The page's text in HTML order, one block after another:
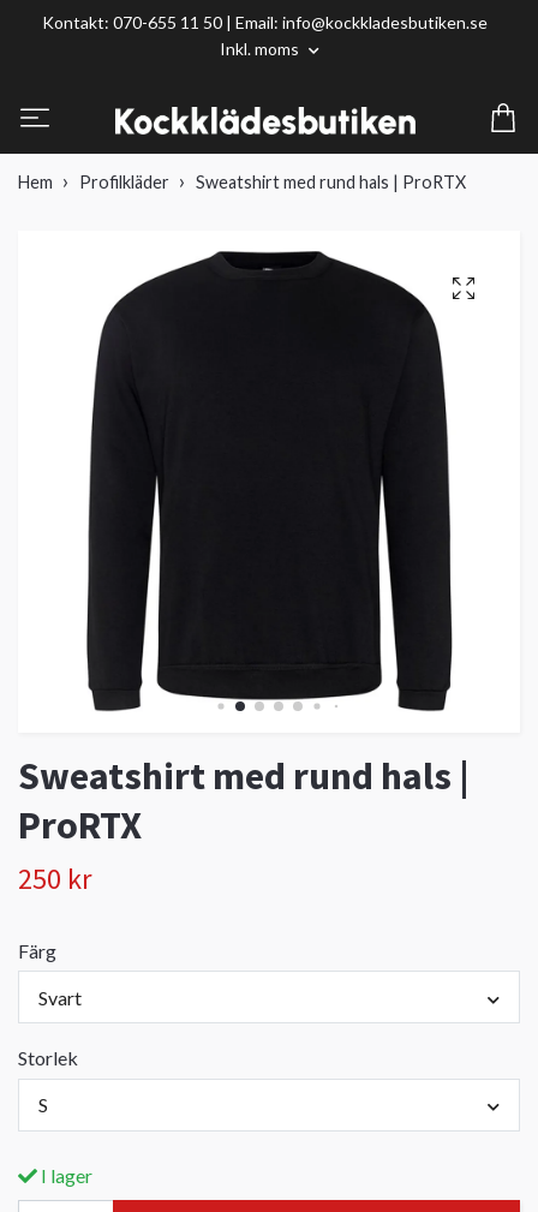
Kontakt: 070-655 11 50 | Email: info@kockkladesbutiken.se
Inkl. moms
Hem Profilkläder Sweatshirt med rund hals | ProRTX
Sweatshirt med rund hals |
ProRTX
250 kr
Färg
Svart
Storlek
S
I lager